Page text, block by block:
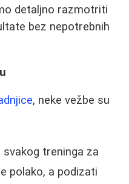
detaljno razmotriti
bez nepotrebnih
, neke vežbe su
svakog treninga za
polako, a podizati